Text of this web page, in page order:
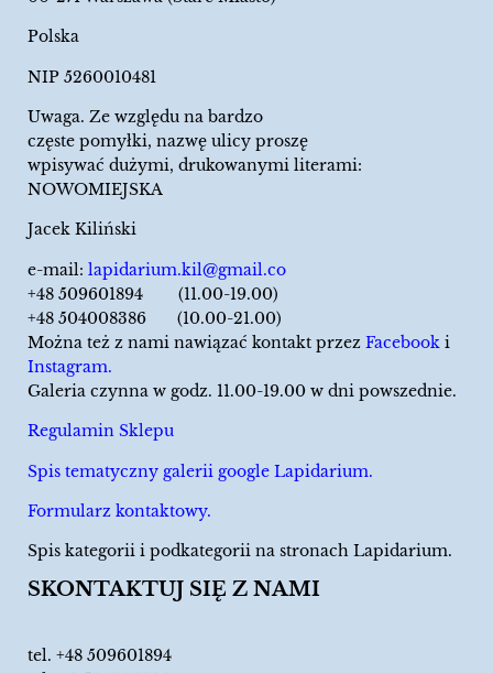
Polska
NIP 5260010481
Uwaga. Ze względu na bardzo
częste pomyłki, nazwę ulicy proszę
wpisywać dużymi, drukowanymi literami:
NOWOMIEJSKA
Jacek Kiliński
e-mail: lapidarium.kil@gmail.co
+48 509601894 (11.00-19.00)
+48 504008386 (10.00-21.00)
Można też z nami nawiązać kontakt przez Facebook i
Instagram.
Galeria czynna w godz. 11.00-19.00 w dni powszednie.
Regulamin Sklepu
Spis tematyczny galerii google Lapidarium.
Formularz kontaktowy.
Spis kategorii i podkategorii na stronach Lapidarium.
SKONTAKTUJ SIĘ Z NAMI
tel. +48 509601894